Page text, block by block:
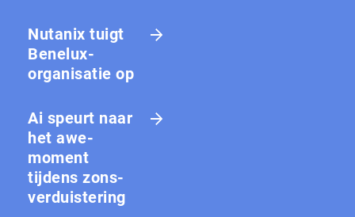
Nutanix tuigt
Benelux-
organisatie op
Ai speurt naar
het awe-
moment
tijdens zons­
ver­duis­te­ring